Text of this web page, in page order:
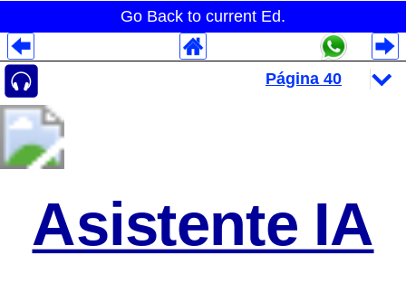
Go Back to current Ed.
Asistente IA
Despliegues Analytics
Despliegues Totales
Despliegues por Rubros